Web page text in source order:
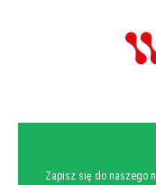
Zapisz się do naszego